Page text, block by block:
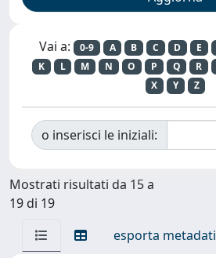
Vai a: 0-9 A B C D E
K
L M N O P Q R
X
Y Z
o inserisci le iniziali:
Mostrati risultati da 15 a
19 di 19
esporta metadati